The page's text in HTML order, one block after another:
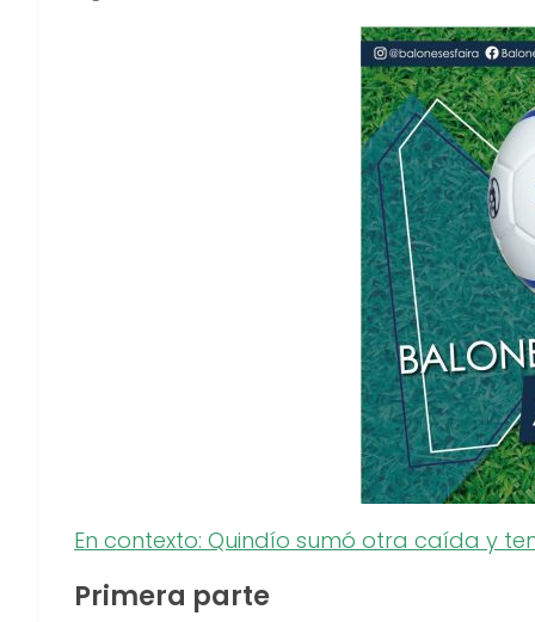
En contexto: Quindío sumó otra caída y
Primera parte